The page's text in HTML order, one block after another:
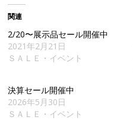
関連
2/20〜展示品セール開催中
2021年2月21日
ＳＡＬＥ・イベント
決算セール開催中
2026年5月30日
ＳＡＬＥ・イベント